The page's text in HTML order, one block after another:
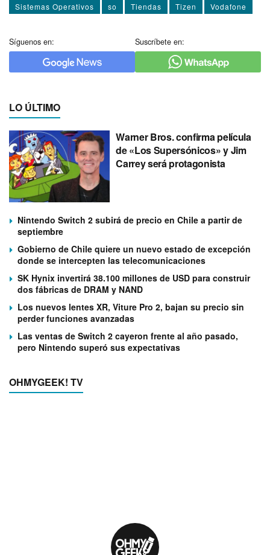
Sistemas Operativos
so Tiendas Tizen Vodafone
Síguenos en: Suscríbete en:
LO ÚLTIMO
Warner Bros. confirma película
de «Los Supersónicos» y Jim
Carrey será protagonista
Nintendo Switch 2 subirá de precio en Chile a partir de
septiembre
Gobierno de Chile quiere un nuevo estado de excepción
donde se intercepten las telecomunicaciones
SK Hynix invertirá 38.100 millones de USD para construir
dos fábricas de DRAM y NAND
Los nuevos lentes XR, Viture Pro 2, bajan su precio sin
perder funciones avanzadas
Las ventas de Switch 2 cayeron frente al año pasado,
pero Nintendo superó sus expectativas
OHMYGEEK! TV